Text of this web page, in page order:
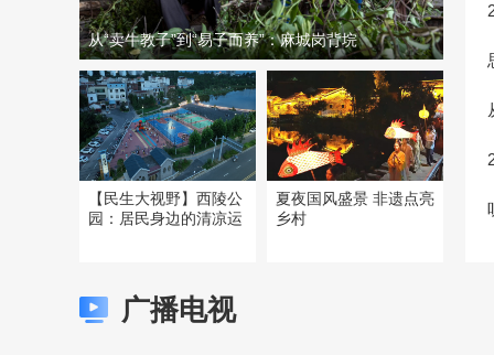
从“卖牛教子”到“易子而养”：麻城岗背垸
【民生大视野】西陵公
园：居民身边的清凉运
夏夜国风盛景 非遗点亮
乡村
广播电视